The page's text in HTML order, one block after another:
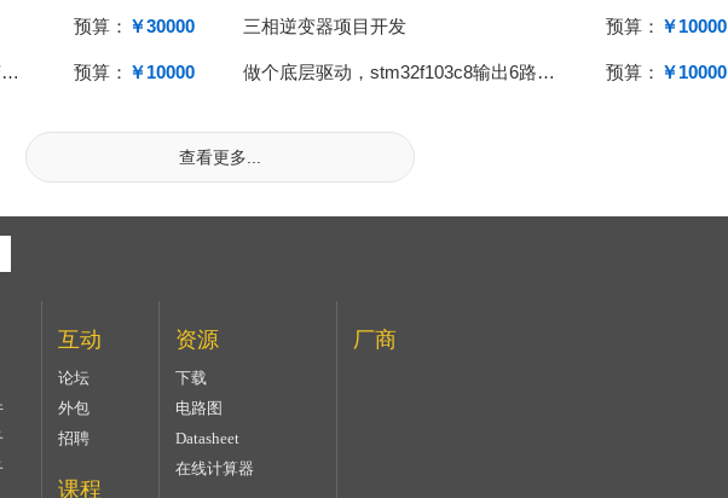
预算： ￥30000 三相逆变器项目开发 预算： ￥10000
STM32F103RCT6单相三相四线逆变器项目开发 预算： ￥10000 做个底层驱动，stm32f103c8输出6路互补PWM，带死区控制 预算： ￥10000
查看更多...
互动
论坛
外包
招聘
课程
资源
下载
电路图
Datasheet
在线计算器
厂商